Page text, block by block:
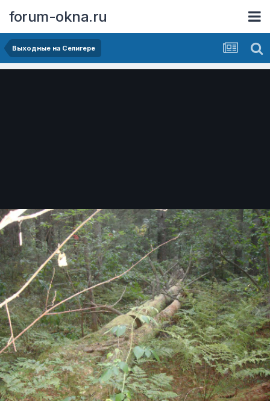
forum-okna.ru
Выходные на Селигере